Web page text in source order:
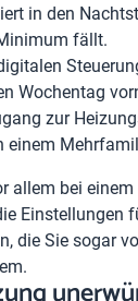
in den
fällt.
Wochentag
zur
allem bei
die Sie sogar